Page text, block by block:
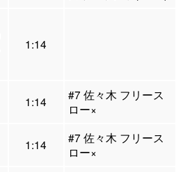
1:14
1:14
#7 佐々木 フリース
ロー×
1:14
#7 佐々木 フリース
ロー×